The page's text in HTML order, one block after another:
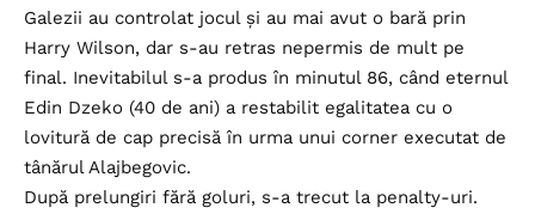
Galezii au controlat jocul și au mai avut o bară prin
Harry Wilson, dar s-au retras nepermis de mult pe
final. Inevitabilul s-a produs în minutul 86, când eternul
Edin Dzeko (40 de ani) a restabilit egalitatea cu o
lovitură de cap precisă în urma unui corner executat de
tânărul Alajbegovic.
După prelungiri fără goluri, s-a trecut la penalty-uri.